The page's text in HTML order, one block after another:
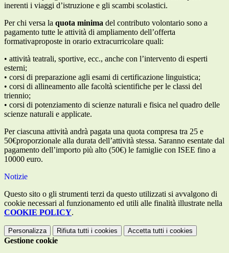
inerenti i viaggi d’istruzione e gli scambi scolastici.
Per chi versa la quota minima del contributo volontario sono a
pagamento tutte le attività di ampliamento dell’offerta
formativaproposte in orario extracurricolare quali:
• attività teatrali, sportive, ecc., anche con l’intervento di esperti
esterni;
• corsi di preparazione agli esami di certificazione linguistica;
• corsi di allineamento alle facoltà scientifiche per le classi del
triennio;
• corsi di potenziamento di scienze naturali e fisica nel quadro delle
scienze naturali e applicate.
Per ciascuna attività andrà pagata una quota compresa tra 25 e
50€proporzionale alla durata dell’attività stessa. Saranno esentate dal
pagamento dell’importo più alto (50€) le famiglie con ISEE fino a
10000 euro.
Notizie
Questo sito o gli strumenti terzi da questo utilizzati si avvalgono di
cookie necessari al funzionamento ed utili alle finalità illustrate nella
COOKIE POLICY.
Personalizza Rifiuta tutti i cookies Accetta tutti i cookies
Gestione cookie